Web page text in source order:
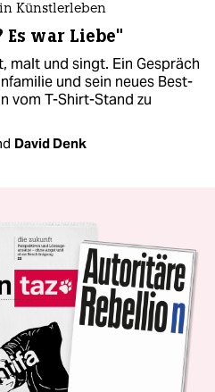
Künstlerleben
Es war Liebe"
malt und singt. Ein Gespräch
und sein neues Best-
vom T-Shirt-Stand zu
David Denk